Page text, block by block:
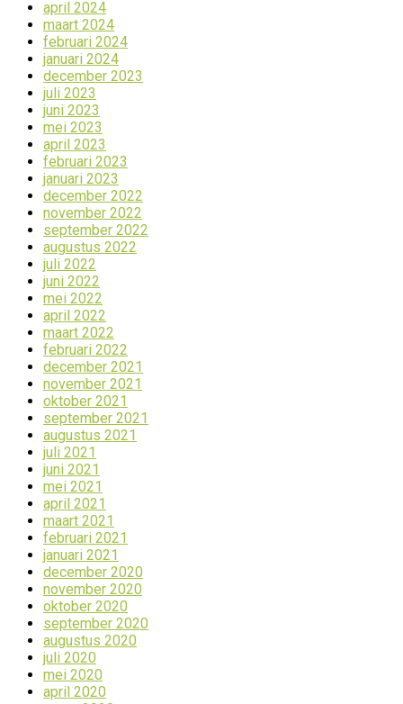
april 2024
maart 2024
februari 2024
januari 2024
december 2023
juli 2023
juni 2023
mei 2023
april 2023
februari 2023
januari 2023
december 2022
november 2022
september 2022
augustus 2022
juli 2022
juni 2022
mei 2022
april 2022
maart 2022
februari 2022
december 2021
november 2021
oktober 2021
september 2021
augustus 2021
juli 2021
juni 2021
mei 2021
april 2021
maart 2021
februari 2021
januari 2021
december 2020
november 2020
oktober 2020
september 2020
augustus 2020
juli 2020
mei 2020
april 2020